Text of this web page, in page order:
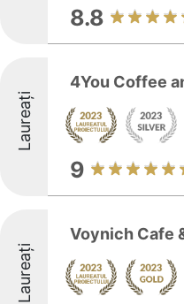
8.8
Laureați
4You Coffee
9
Laureați
Voynich Cafe